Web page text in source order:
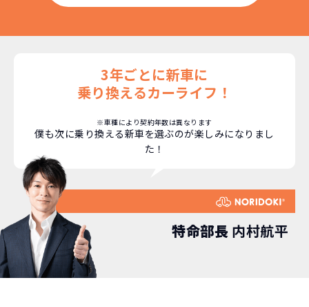
お車を返却いただく
必要があるため
通常のカーリースの場合、そのまま継続
して乗るか、購入するかなどを選べます。
しかし、NORIDOKIの場合は、車両を必
ず返却していただくことを前提とするこ
とで「超低価格」を実現しています。
できます。急な引っ越し、転勤、家族が増
た車を選べるっていいとおもいません
新型の新車に定期的に乗換
車はだいたい３年くらいで飽きると言わ
れています。
継続的にかかる費用が
コミコミ
維持にかかる、毎年の｢自動車税｣はコミ
コミ。3年契約なので通常車検時にかかる
｢自動車重量税｣、｢自賠責保険料｣「整備
料」などが不要となります。
3年ごとに新車に
乗り換えるカーライフ！
※車種により契約年数は異なります
僕も次に乗り換える新車を選ぶのが楽しみになりまし
た！
特命部長 内村航平